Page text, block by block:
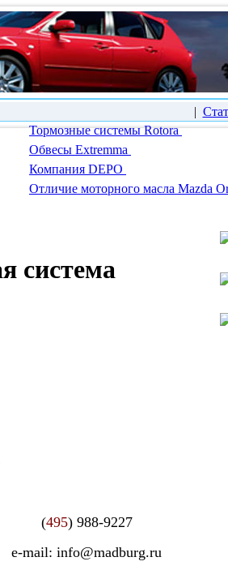
|
Тормозные системы Rotora
Обвесы Extremma
Компания DEPO
Отличие моторного масла Mazda
система
(495) 988-9227
e-mail: info@madburg.ru